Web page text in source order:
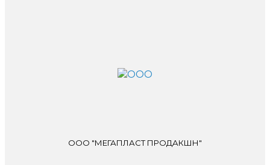
ООО "МЕГАПЛАСТ ПРОДАКШН"